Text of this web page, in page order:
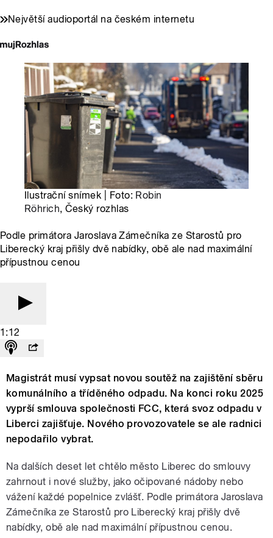
Největší audioportál na českém internetu
Ilustrační snímek | Foto: Robin
Röhrich, Český rozhlas
Podle primátora Jaroslava Zámečníka ze Starostů pro
Liberecký kraj přišly dvě nabídky, obě ale nad maximální
přípustnou cenou
1:12
Magistrát musí vypsat novou soutěž na zajištění sběru
komunálního a tříděného odpadu. Na konci roku 2025
vyprší smlouva společnosti FCC, která svoz odpadu v
Liberci zajišťuje. Nového provozovatele se ale radnici
nepodařilo vybrat.
Na dalších deset let chtělo město Liberec do smlouvy
zahrnout i nové služby, jako očipované nádoby nebo
vážení každé popelnice zvlášť. Podle primátora Jaroslava
Zámečníka ze Starostů pro Liberecký kraj přišly dvě
nabídky, obě ale nad maximální přípustnou cenou.